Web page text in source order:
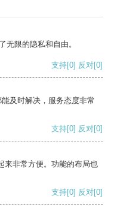
无限的隐私和自由。
支持[0] 反对[0]
及时解决，服务态度非常
支持[0] 反对[0]
来非常方便。功能的布局也
支持[0] 反对[0]